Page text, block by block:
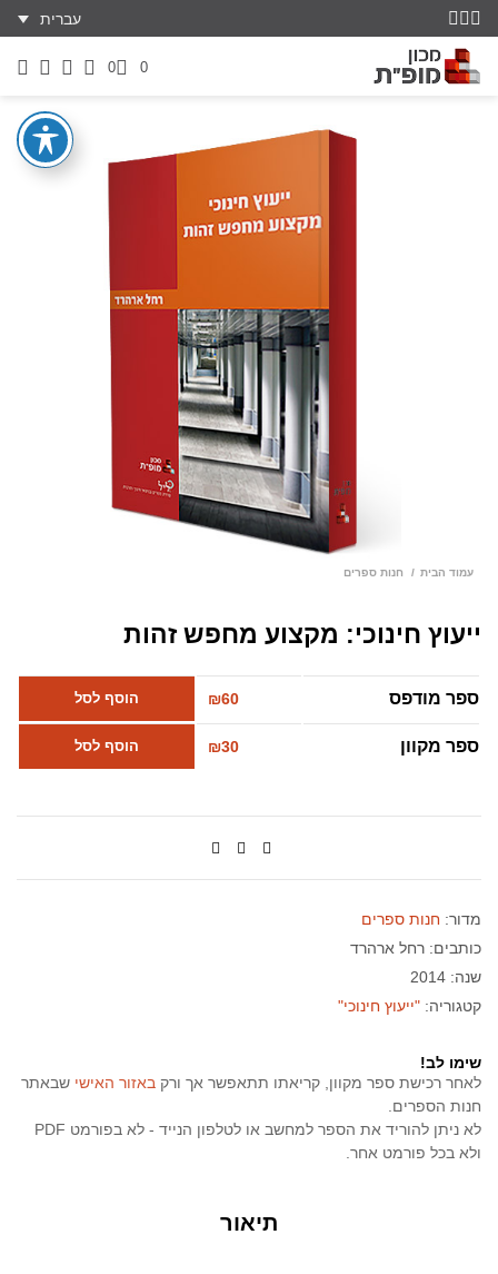
עברית
0
0
עמוד הבית חנות ספרים
ייעוץ חינוכי: מקצוע מחפש זהות
ספר מודפס ₪60 הוסף לסל
ספר מקוון ₪30 הוסף לסל
מדור: חנות ספרים
כותבים: רחל ארהרד
שנה: 2014
קטגוריה: "ייעוץ חינוכי"
שימו לב!
לאחר רכישת ספר מקוון, קריאתו תתאפשר אך ורק באזור האישי שבאתר
חנות הספרים.
לא ניתן להוריד את הספר למחשב או לטלפון הנייד - לא בפורמט PDF
ולא בכל פורמט אחר.
תיאור